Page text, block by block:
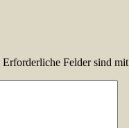
Erforderliche Felder sind mit